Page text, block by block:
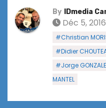
By IDmedia
Déc 5, 2016
#Christian
#Didier
#Jorge
MANTEL